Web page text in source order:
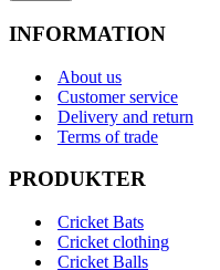
INFORMATION
About us
Customer service
Delivery and return
Terms of trade
PRODUKTER
Cricket Bats
Cricket clothing
Cricket Balls